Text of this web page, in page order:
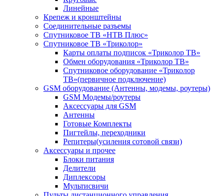
Линейные
Крепеж и кронштейны
Соединительные разъемы
Спутниковое ТВ «НТВ Плюс»
Спутниковое ТВ «Триколор»
Карты оплаты подписок «Триколор ТВ»
Обмен оборудования «Триколор ТВ»
Спутниковое оборудование «Триколор
ТВ»(первичное подключение)
GSM оборудование (Антенны, модемы, роутеры)
GSM Модемы/роутеры
Аксессуары для GSM
Антенны
Готовые Комплекты
Пигтейлы, переходники
Репитеры(усиления сотовой связи)
Аксессуары и прочее
Блоки питания
Делители
Диплексоры
Мультисвичи